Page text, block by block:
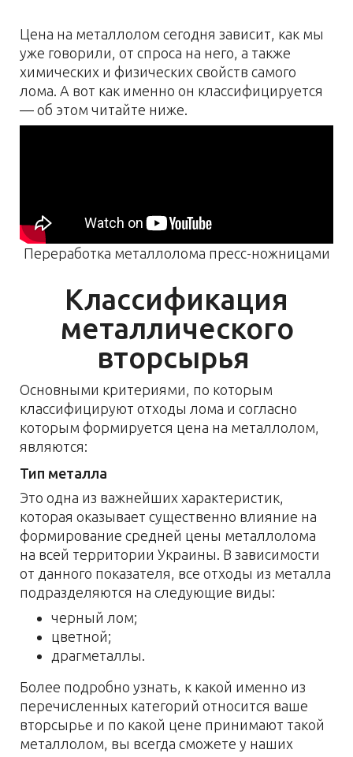
Цена на металлолом сегодня зависит, как мы
уже говорили, от спроса на него, а также
химических и физических свойств самого
лома. А вот как именно он классифицируется
— об этом читайте ниже.
Переработка металлолома пресс-ножницами
Классификация
металлического
вторсырья
Основными критериями, по которым
классифицируют отходы лома и согласно
которым формируется цена на металлолом,
являются:
Тип металла
Это одна из важнейших характеристик,
которая оказывает существенно влияние на
формирование средней цены металлолома
на всей территории Украины. В зависимости
от данного показателя, все отходы из металла
подразделяются на следующие виды:
черный лом;
цветной;
драгметаллы.
Более подробно узнать, к какой именно из
перечисленных категорий относится ваше
вторсырье и по какой цене принимают такой
металлолом, вы всегда сможете у наших